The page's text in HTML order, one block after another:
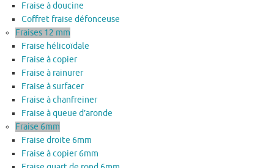
Fraise à doucine
Coffret fraise défonceuse
Fraises 12 mm
Fraise hélicoïdale
Fraise à copier
Fraise à rainurer
Fraise à surfacer
Fraise à chanfreiner
Fraise à queue d’aronde
Fraise 6mm
Fraise droite 6mm
Fraise à copier 6mm